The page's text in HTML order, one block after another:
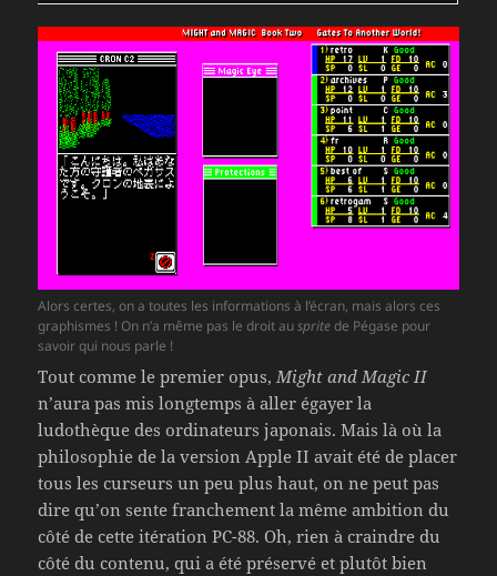
Alors certes, on a toutes les informations à l’écran, mais alors ces
graphismes ! On n’a même pas le droit auspritede Pégase pour
savoir qui nous parle !
Tout comme le premier opus,Might and Magic II
n’aura pas mis longtemps à aller égayer la
ludothèque des ordinateurs japonais. Mais là où la
philosophie de la version Apple II avait été de placer
tous les curseurs un peu plus haut, on ne peut pas
dire qu’on sente franchement la même ambition du
côté de cette itération PC-88. Oh, rien à craindre du
côté du contenu, qui a été préservé et plutôt bien